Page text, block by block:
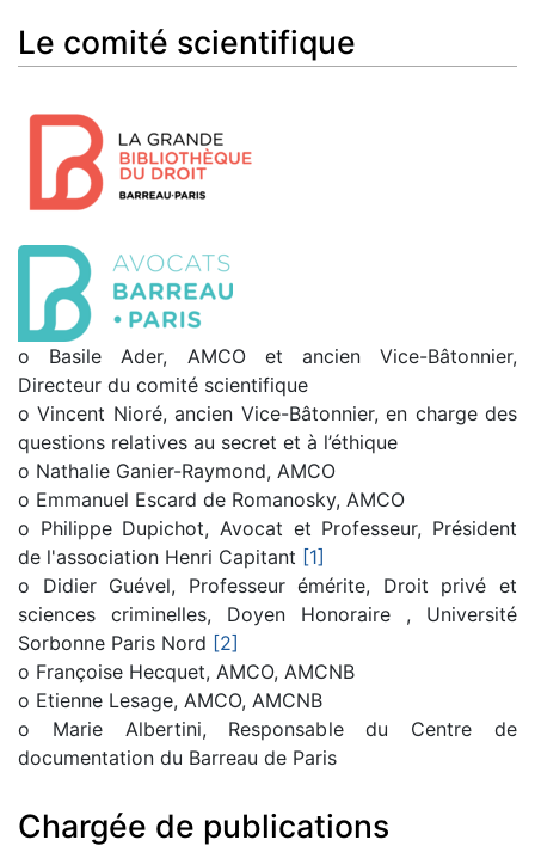
Le comité scientifique
o Basile Ader, AMCO et ancien Vice-Bâtonnier,
Directeur du comité scientifique
o Vincent Nioré, ancien Vice-Bâtonnier, en charge des
questions relatives au secret et à l’éthique
o Nathalie Ganier-Raymond, AMCO
o Emmanuel Escard de Romanosky, AMCO
o Philippe Dupichot, Avocat et Professeur, Président
de l'association Henri Capitant [1]
o Didier Guével, Professeur émérite, Droit privé et
sciences criminelles, Doyen Honoraire , Université
Sorbonne Paris Nord [2]
o Françoise Hecquet, AMCO, AMCNB
o Etienne Lesage, AMCO, AMCNB
o Marie Albertini, Responsable du Centre de
documentation du Barreau de Paris
Chargée de publications